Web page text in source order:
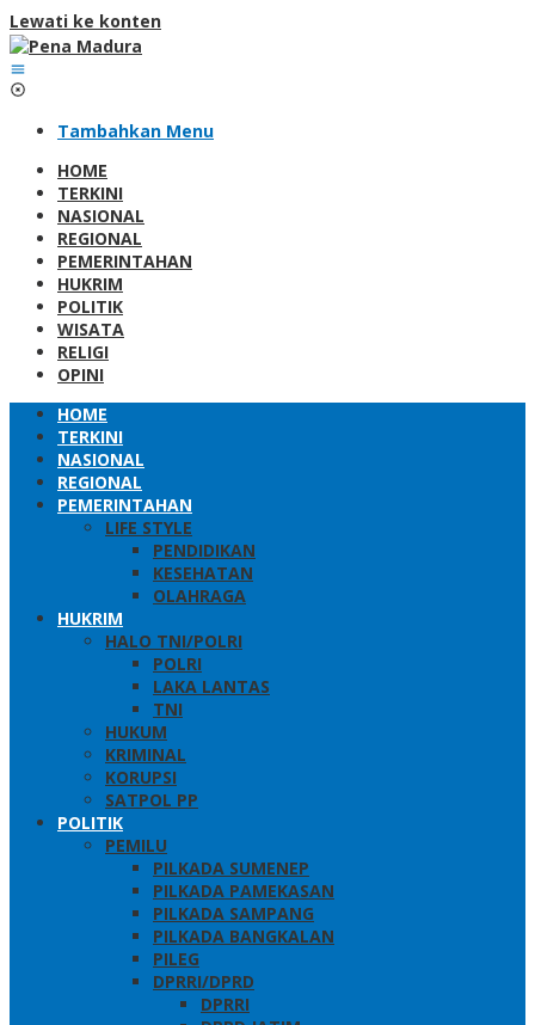
Lewati ke konten
Tambahkan Menu
HOME
TERKINI
NASIONAL
REGIONAL
PEMERINTAHAN
HUKRIM
POLITIK
WISATA
RELIGI
OPINI
HOME
TERKINI
NASIONAL
REGIONAL
PEMERINTAHAN
LIFE STYLE
PENDIDIKAN
KESEHATAN
OLAHRAGA
HUKRIM
HALO TNI/POLRI
POLRI
LAKA LANTAS
TNI
HUKUM
KRIMINAL
KORUPSI
SATPOL PP
POLITIK
PEMILU
PILKADA SUMENEP
PILKADA PAMEKASAN
PILKADA SAMPANG
PILKADA BANGKALAN
PILEG
DPRRI/DPRD
DPRRI